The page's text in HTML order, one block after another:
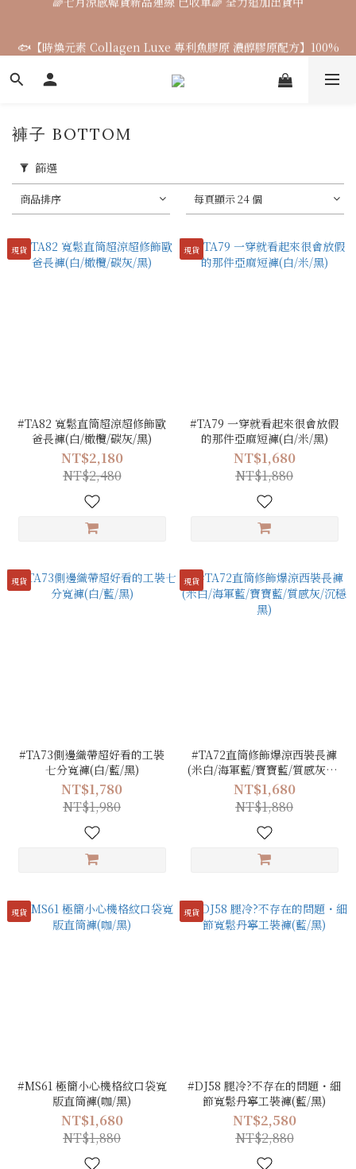
膠原蛋白 好吸收 × 零添加，才是關鍵
褲子 BOTTOM
篩選
商品排序 每頁顯示 24 個
現貨
#TA82 寬鬆直筒超涼超修飾歐
爸長褲(白/橄欖/碳灰/黑)
NT$2,180
NT$2,480
現貨
#TA79 一穿就看起來很會放假
的那件亞麻短褲(白/米/黑)
NT$1,680
NT$1,880
現貨
#TA73側邊織帶超好看的工裝
七分寬褲(白/藍/黑)
NT$1,780
NT$1,980
現貨
#TA72直筒修飾爆涼西裝長褲
(米白/海軍藍/寶寶藍/質感灰/沉
穩黑)
NT$1,680
NT$1,880
現貨
#MS61 極簡小心機格紋口袋寬
版直筒褲(咖/黑)
NT$1,680
NT$1,880
現貨
#DJ58 腿冷?不存在的問題・細
節寬鬆丹寧工裝褲(藍/黑)
NT$2,580
NT$2,880